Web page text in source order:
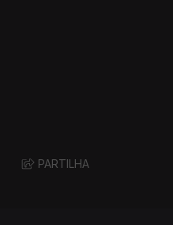
PARTILHA